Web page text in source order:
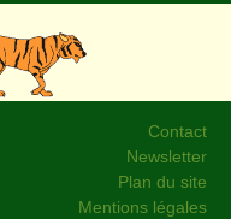
Contact
Newsletter
Plan du site
Mentions légales